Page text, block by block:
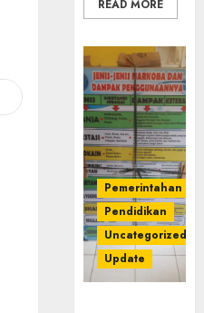
READ MORE
Pemerintahan
Pendidikan
Uncategorized
Update